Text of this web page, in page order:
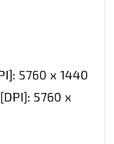
5760 x 1440
5760 x